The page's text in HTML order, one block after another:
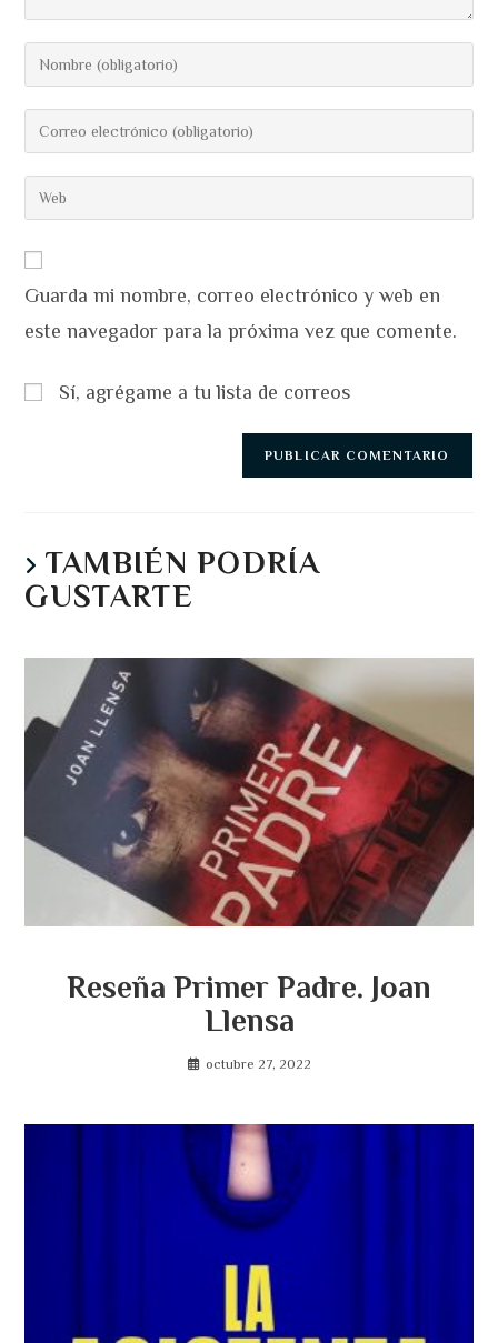
tu
nombre
de
usuario
para
tu
dirección
para
la
de
tu
web
Guarda mi nombre, correo electrónico y web en
este navegador para la próxima vez que comente.
Sí, agrégame a tu lista de correos
TAMBIÉN PODRÍA
GUSTARTE
Reseña Primer Padre. Joan
Llensa
octubre 27, 2022